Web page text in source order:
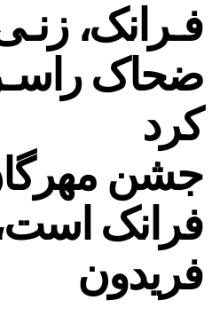
فـرانک،
ضحاک
کرد
جشن
فرانک
فریدون